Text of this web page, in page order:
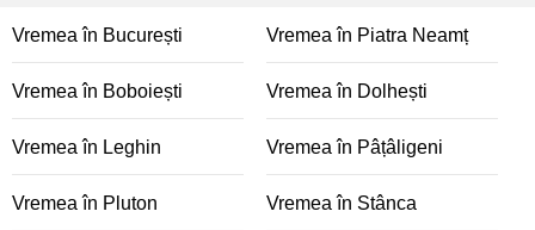
Vremea în București Vremea în Piatra Neamț
Vremea în Boboiești Vremea în Dolhești
Vremea în Leghin Vremea în Pâțâligeni
Vremea în Pluton Vremea în Stânca